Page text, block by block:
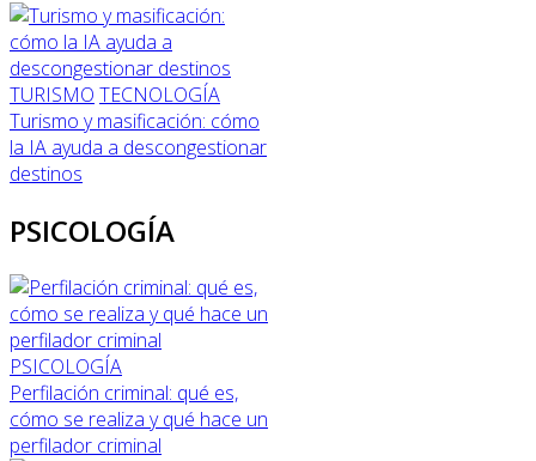
TURISMO TECNOLOGÍA
Turismo y masificación: cómo
la IA ayuda a descongestionar
destinos
PSICOLOGÍA
PSICOLOGÍA
Perfilación criminal: qué es,
cómo se realiza y qué hace un
perfilador criminal